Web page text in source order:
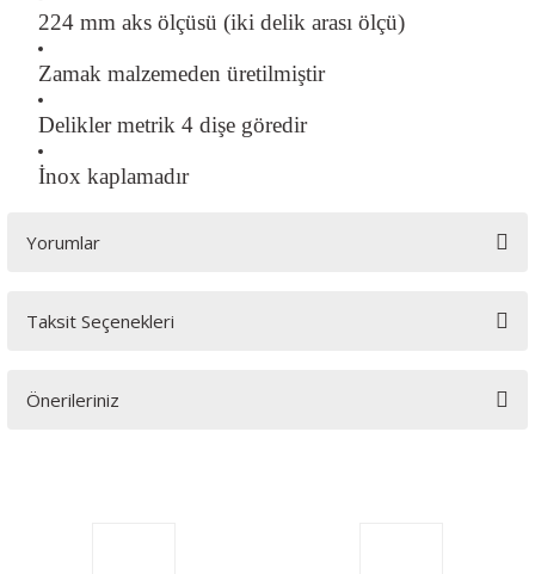
224 mm aks ölçüsü (iki delik arası ölçü)
Zamak malzemeden üretilmiştir
Delikler metrik 4 dişe göredir
İnox kaplamadır
Yorumlar
Taksit Seçenekleri
Önerileriniz